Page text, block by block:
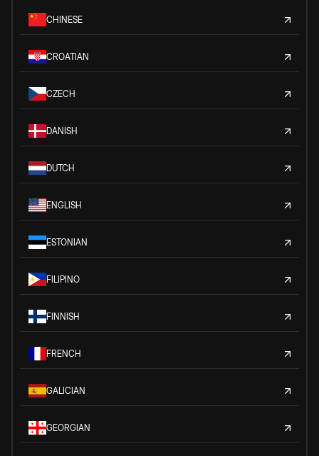
CHINESE
CROATIAN
CZECH
DANISH
DUTCH
ENGLISH
ESTONIAN
FILIPINO
FINNISH
FRENCH
GALICIAN
GEORGIAN